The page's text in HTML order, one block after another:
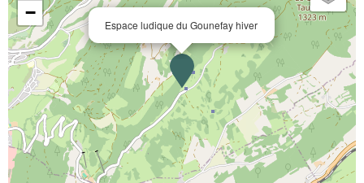
Espace ludique du Gounefay hiver
−